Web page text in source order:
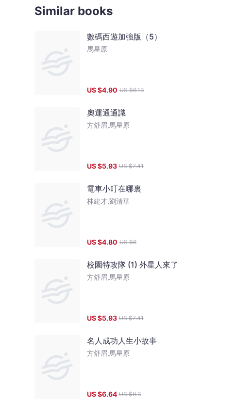
Similar books
數碼西遊加強版（5）
馬星原
US $4.90 US $6.13
奧運通通識
方舒眉,馬星原
US $5.93 US $7.41
電車小叮在哪裏
林建才,劉清華
US $4.80 US $6
校園特攻隊 (1) 外星人來了
方舒眉,馬星原
US $5.93 US $7.41
名人成功人生小故事
方舒眉,馬星原
US $6.64 US $8.3